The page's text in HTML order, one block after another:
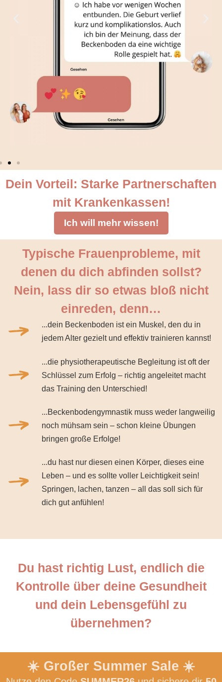
Dein Vorteil: Starke Partnerschaften
mit Krankenkassen!
Ich will mehr wissen!
Typische Frauenprobleme, mit
denen du dich abfinden sollst?
Nein, lass dir so etwas bloß nicht
einreden, denn…
...dein Beckenboden ist ein Muskel, den du in
jedem Alter gezielt und effektiv trainieren kannst!
...die physiotherapeutische Begleitung ist oft der
Schlüssel zum Erfolg – richtig angeleitet macht
das Training den Unterschied!
...Beckenbodengymnastik muss weder langweilig
noch mühsam sein – schon kleine Übungen
bringen große Erfolge!
...du hast nur diesen einen Körper, dieses eine
Leben – und es sollte voller Leichtigkeit sein!
Springen, lachen, tanzen – all das soll sich für
dich gut anfühlen!
Du hast richtig Lust, endlich die
Kontrolle über deine Gesundheit
und dein Lebensgefühl zu
übernehmen?
☀️ Großer Summer Sale ☀️